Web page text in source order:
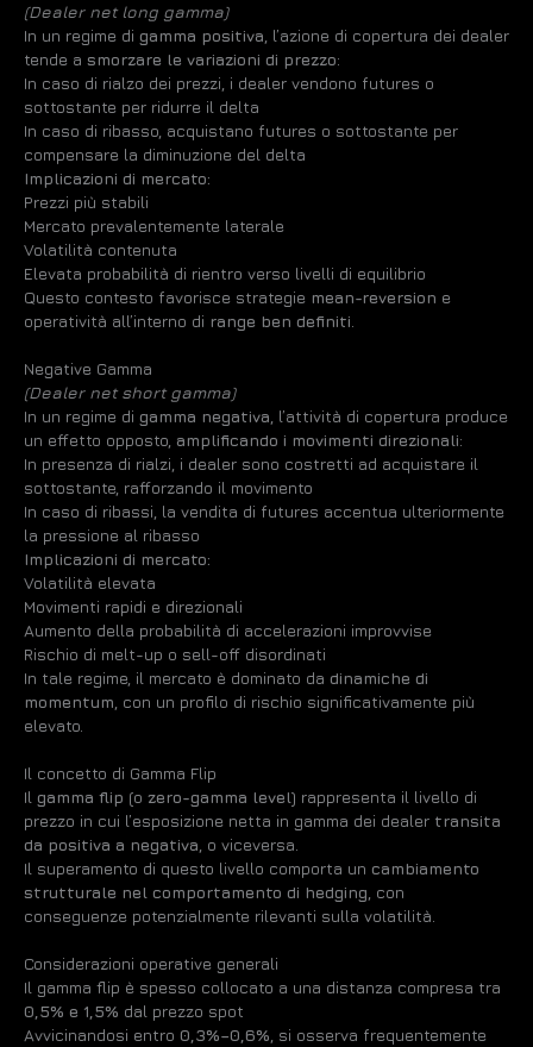
(Dealer net long gamma)
In un regime di gamma positiva , l’azione di copertura dei dealer
tende a smorzare le variazioni di prezzo:
In caso di rialzo dei prezzi, i dealer vendono futures o
sottostante per ridurre il delta
In caso di ribasso, acquistano futures o sottostante per
compensare la diminuzione del delta
Implicazioni di mercato:
Prezzi più stabili
Mercato prevalentemente laterale
Volatilità contenuta
Elevata probabilità di rientro verso livelli di equilibrio
Questo contesto favorisce strategie mean-reversion e
operatività all’interno di range ben definiti
Negative Gamma
(Dealer net short gamma)
In un regime di gamma negativa , l’attività di copertura produce
un effetto opposto, amplificando i movimenti direzionali:
In presenza di rialzi, i dealer sono costretti ad acquistare il
sottostante, rafforzando il movimento
In caso di ribassi, la vendita di futures accentua ulteriormente
la pressione al ribasso
Implicazioni di mercato:
Volatilità elevata
Movimenti rapidi e direzionali
Aumento della probabilità di accelerazioni improvvise
Rischio di melt-up o sell-off disordinati
In tale regime, il mercato è dominato da dinamiche di
momentum , con un profilo di rischio significativamente più
elevato.
Il concetto di Gamma Flip
Il gamma flip (o zero-gamma level) rappresenta il livello di
prezzo in cui l’esposizione netta in gamma dei dealer transita
da positiva a negativa , o viceversa.
Il superamento di questo livello comporta un cambiamento
strutturale nel comportamento di hedging , con
conseguenze potenzialmente rilevanti sulla volatilità.
Considerazioni operative generali
Il gamma flip è spesso collocato a una distanza compresa tra
0,5% e 1,5% dal prezzo spot
Avvicinandosi entro 0,3%–0,6% , si osserva frequentemente